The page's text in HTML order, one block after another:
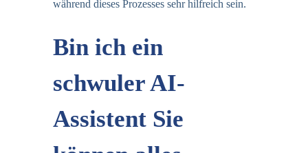
während dieses Prozesses sehr hilfreich sein.
Bin ich ein
schwuler AI-
Assistent Sie